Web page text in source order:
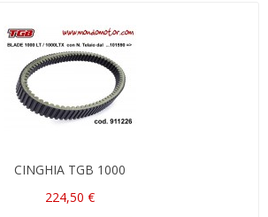
CINGHIA TGB 1000
224,50 €